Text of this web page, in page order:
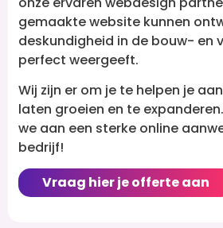
gemaakte website kunnen
deskundigheid in de bouw- en
perfect weergeeft.
Wij zijn er om je te helpen je
laten groeien en te
we aan een sterke online
bedrijf!
Vraag hier je offerte aan